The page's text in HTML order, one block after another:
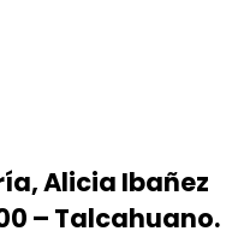
Alicia Ibañez
– Talcahuano.